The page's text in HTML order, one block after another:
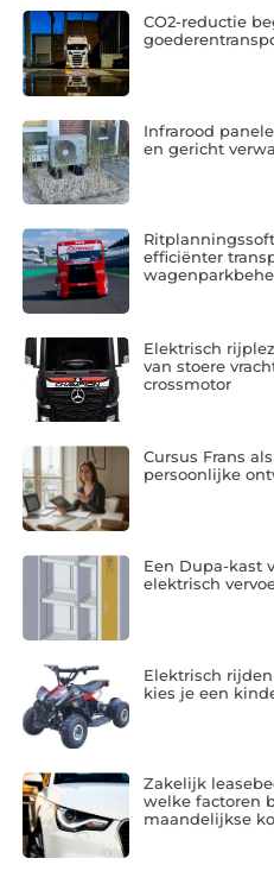
CO2-reductie
Infrarood
en gericht
efficiënter
Elektrisch
van stoere
crossmotor
Cursus Frans
persoonlijke
Een Dupa-kast
elektrisch
Elektrisch
kies je een
Zakelijk
welke factoren
maandelijkse